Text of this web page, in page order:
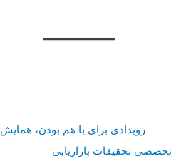
رویدادی برای با هم بودن، همایش
تخصصی تحقیقات بازاریابی